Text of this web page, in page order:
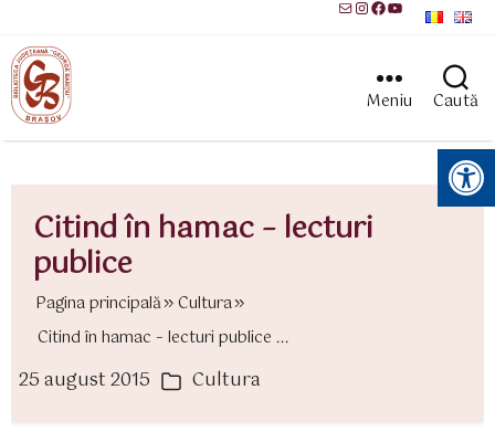
MailInstagram
Facebook
YouTube
Meniu Caută
Instrumente pentru accesibilitate
Citind în hamac – lecturi
publice
Pagina principală
Cultura
Citind în hamac – lecturi publice ...
25 august 2015 Categorii
Cultura